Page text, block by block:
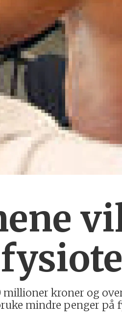
kro­ner og
mind­re pen­ger på